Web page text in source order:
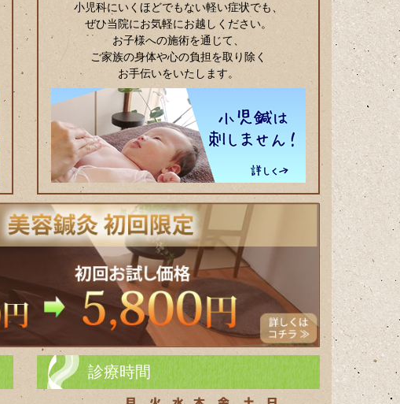
小児科にいくほどでもない軽い症状でも、
ぜひ当院にお気軽にお越しください。
お子様への施術を通じて、
ご家族の身体や心の負担を取り除く
お手伝いをいたします。
診療時間